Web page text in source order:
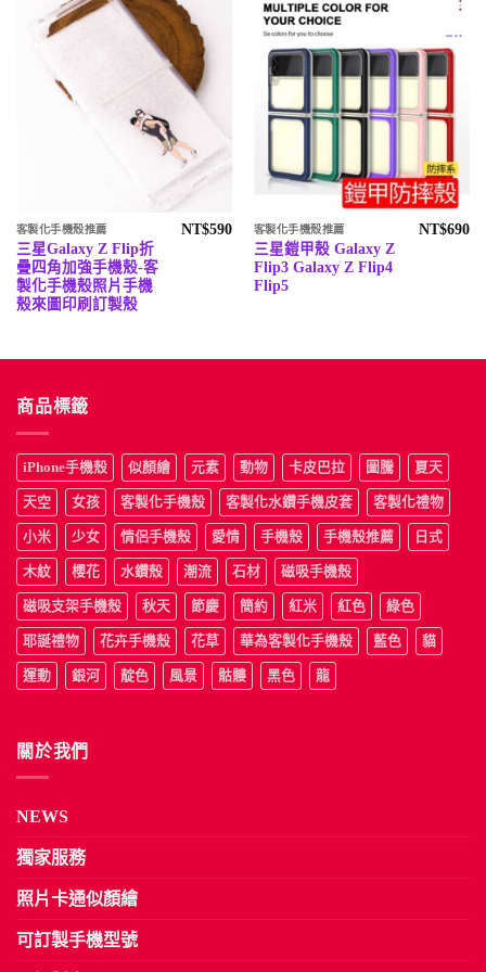
客製化手機殼推薦
三星Galaxy Z Flip折
疊四角加強手機殼-客
製化手機殼照片手機
殼來圖印刷訂製殼
NT$590 客製化手機殼推薦
三星鎧甲殼 Galaxy Z
Flip3 Galaxy Z Flip4
Flip5
NT$690
商品標籤
iPhone手機殼 似顏繪 元素 動物 卡皮巴拉 圖騰 夏天
天空 女孩 客製化手機殼 客製化水鑽手機皮套 客製化禮物
小米 少女 情侶手機殼 愛情 手機殼 手機殼推薦 日式
木紋 櫻花 水鑽殼 潮流 石材 磁吸手機殼
磁吸支架手機殼 秋天 節慶 簡約 紅米 紅色 綠色
耶誕禮物 花卉手機殼 花草 華為客製化手機殼 藍色 貓
運動 銀河 靛色 風景 骷髏 黑色 龍
關於我們
NEWS
獨家服務
照片卡通似顏繪
可訂製手機型號